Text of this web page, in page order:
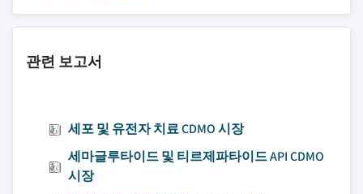
관련 보고서
세포 및 유전자 치료 CDMO 시장
세마글루타이드 및 티르제파타이드 API CDMO
시장